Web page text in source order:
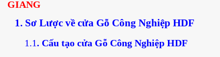
GIANG
1. Sơ Lược về cửa Gỗ Công Nghiệp HDF
1.1. Cấu tạo cửa Gỗ Công Nghiệp HDF